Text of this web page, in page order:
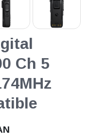
Ch 5